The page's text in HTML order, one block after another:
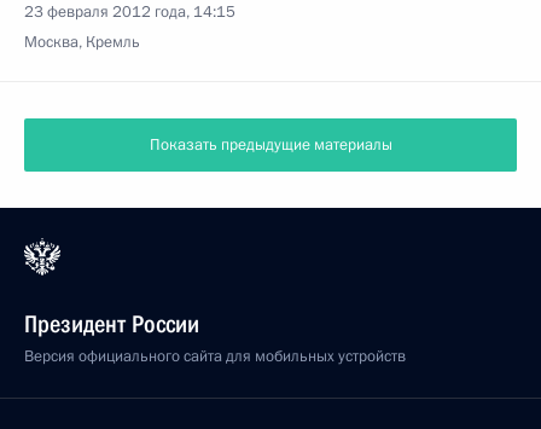
23 февраля 2012 года, 14:15
Москва, Кремль
Показать предыдущие материалы
Президент России
Версия официального сайта для мобильных устройств